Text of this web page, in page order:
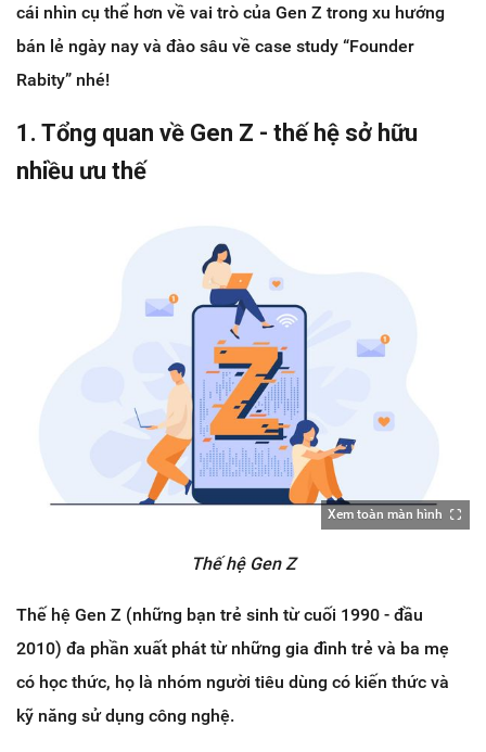
cái nhìn cụ thể hơn về vai trò của Gen Z trong xu hướng
bán lẻ ngày nay và đào sâu về case study “Founder
Rabity” nhé!
1. Tổng quan về Gen Z - thế hệ sở hữu
nhiều ưu thế
Xem toàn màn hình
Thế hệ Gen Z
Thế hệ Gen Z (những bạn trẻ sinh từ cuối 1990 - đầu
2010) đa phần xuất phát từ những gia đình trẻ và ba mẹ
có học thức, họ là nhóm người tiêu dùng có kiến thức và
kỹ năng sử dụng công nghệ.